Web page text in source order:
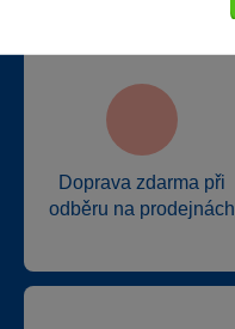
Doprava zdarma při
odběru na prodejnách